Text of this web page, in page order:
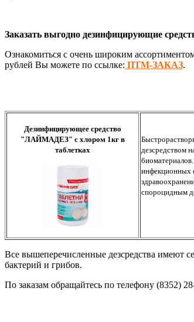
Заказать выгодно дезинфицирующие
Ознакомиться c очень широким
рублей Вы можете по ссылке: ПТМ-ЗАКАЗ.
Дезинфицирующее средство
"ЛАЙМАДЕЗ" с хлором 1кг в
таблетках
дезcредством
инфекционных
спороцидным
Все вышеперечисленные дезсредства имеют
бактерий и грибов.
По заказам обращайтесь по телефону (8352)